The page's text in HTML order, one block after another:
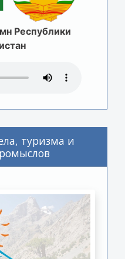
Республики
туризма и